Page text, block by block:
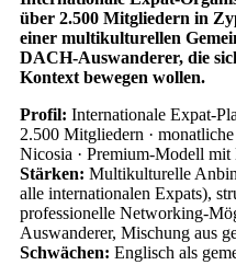
über 2.500 Mitgliedern in
einer multikulturellen
DACH-Auswanderer, die
Kontext bewegen wollen.
Profil: Internationale Expat-
2.500 Mitgliedern ·
Nicosia · Premium-Modell
Stärken: Multikulturelle
alle internationalen Expats),
professionelle Networking-
Auswanderer, Mischung aus
Schwächen: Englisch als